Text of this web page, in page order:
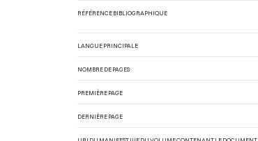
RÉFÉRENCE BIBLIOGRAPHIQUE
LANGUE PRINCIPALE
NOMBRE DE PAGES
PREMIÈRE PAGE
DERNIÈRE PAGE
URI DU MANIFEST IIIF DU VOLUME CONTENANT LE DOCUMENT